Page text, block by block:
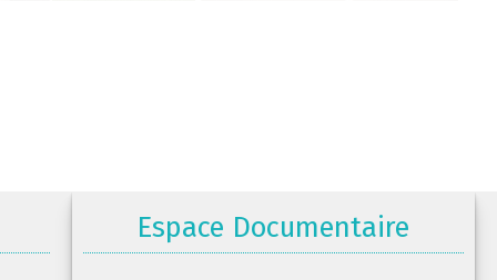
Espace Documentaire